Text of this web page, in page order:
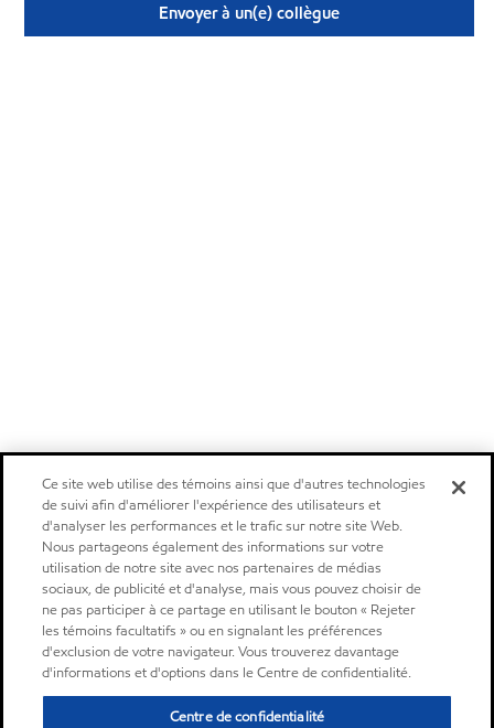
Envoyer à un(e) collègue
Ce site web utilise des témoins ainsi que d'autres technologies
de suivi afin d'améliorer l'expérience des utilisateurs et
d'analyser les performances et le trafic sur notre site Web.
Nous partageons également des informations sur votre
utilisation de notre site avec nos partenaires de médias
sociaux, de publicité et d'analyse, mais vous pouvez choisir de
ne pas participer à ce partage en utilisant le bouton « Rejeter
les témoins facultatifs » ou en signalant les préférences
d'exclusion de votre navigateur. Vous trouverez davantage
d'informations et d'options dans le Centre de confidentialité.
Centre de confidentialité